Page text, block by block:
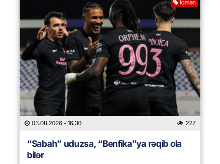
İdman
03.08.2026 - 16:30 227
“Sabah” uduzsa, “Benfika”ya rəqib ola
bilər